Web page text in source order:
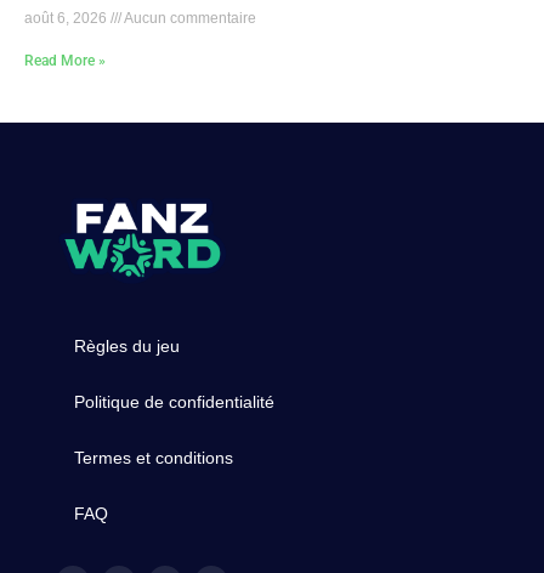
août 6, 2026 Aucun commentaire
Read More »
Règles du jeu
Politique de confidentialité
Termes et conditions
FAQ